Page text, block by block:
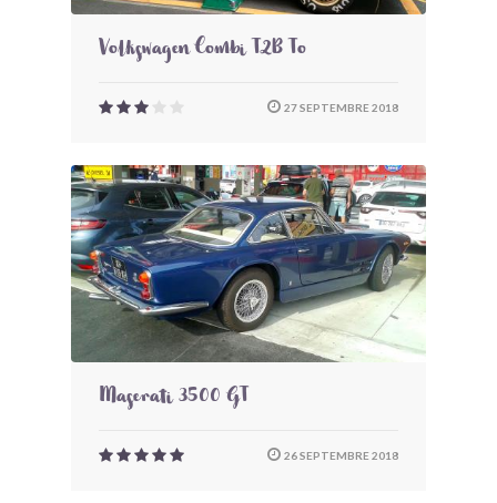
Volkswagen Combi T2B To
27 SEPTEMBRE 2018
Maserati 3500 GT
26 SEPTEMBRE 2018